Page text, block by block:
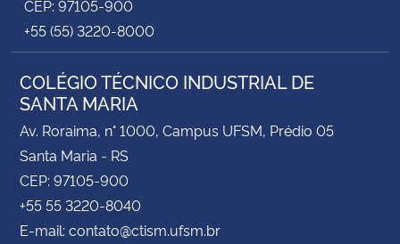
CEP: 97105-900
+55 (55) 3220-8000
COLÉGIO TÉCNICO INDUSTRIAL DE
SANTA MARIA
Av. Roraima, n° 1000, Campus UFSM, Prédio 05
Santa Maria - RS
CEP: 97105-900
+55 55 3220-8040
E-mail: contato@ctism.ufsm.br